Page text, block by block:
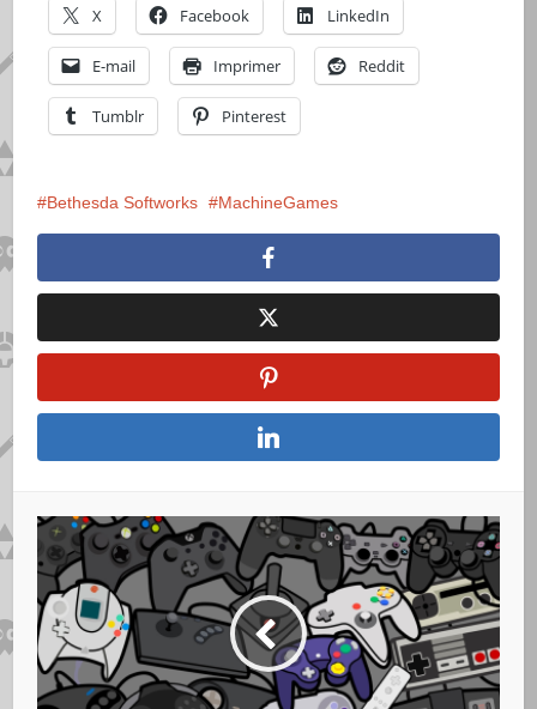
X Facebook LinkedIn
E-mail Imprimer Reddit
Tumblr Pinterest
Bethesda Softworks MachineGames